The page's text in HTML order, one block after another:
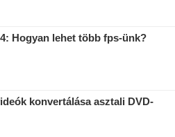
Hogyan lehet több fps-ünk?
konvertálása asztali DVD-